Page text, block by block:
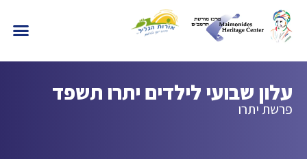
עלון שבועי לילדים יתרו תשפד
פרשת יתרו